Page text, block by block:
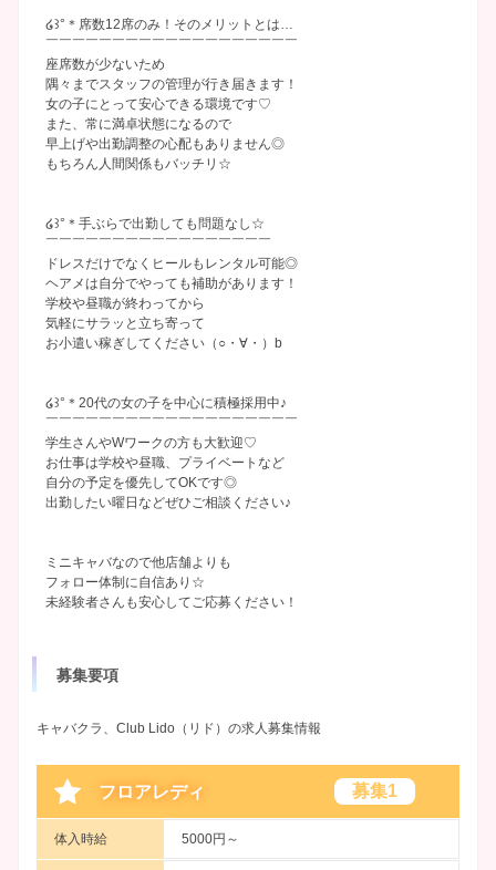
໒꒱°＊席数12席のみ！そのメリットとは…
￣￣￣￣￣￣￣￣￣￣￣￣￣￣￣￣￣￣￣
座席数が少ないため
隅々までスタッフの管理が行き届きます！
女の子にとって安心できる環境です♡
また、常に満卓状態になるので
早上げや出勤調整の心配もありません◎
もちろん人間関係もバッチリ☆
໒꒱°＊手ぶらで出勤しても問題なし☆
￣￣￣￣￣￣￣￣￣￣￣￣￣￣￣￣￣
ドレスだけでなくヒールもレンタル可能◎
ヘアメは自分でやっても補助があります！
学校や昼職が終わってから
気軽にサラッと立ち寄って
お小遣い稼ぎしてください（○・∀・）b
໒꒱°＊20代の女の子を中心に積極採用中♪
￣￣￣￣￣￣￣￣￣￣￣￣￣￣￣￣￣￣￣
学生さんやWワークの方も大歓迎♡
お仕事は学校や昼職、プライベートなど
自分の予定を優先してOKです◎
出勤したい曜日などぜひご相談ください♪
ミニキャバなので他店舗よりも
フォロー体制に自信あり☆
未経験者さんも安心してご応募ください！
募集要項
キャバクラ、Club Lido（リド）の求人募集情報
フロアレディ 募集1
体入時給 5000円～